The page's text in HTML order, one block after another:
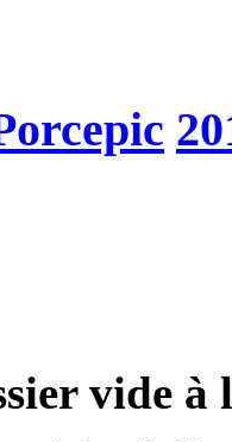
vide à